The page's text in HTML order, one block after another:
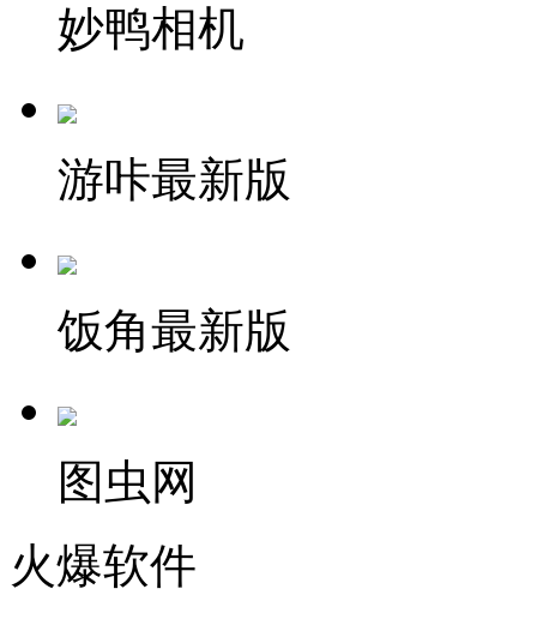
妙鸭相机
游咔最新版
饭角最新版
图虫网
火爆软件